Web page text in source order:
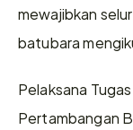
mewajibkan
batubara
Pelaksana
Pertambangan